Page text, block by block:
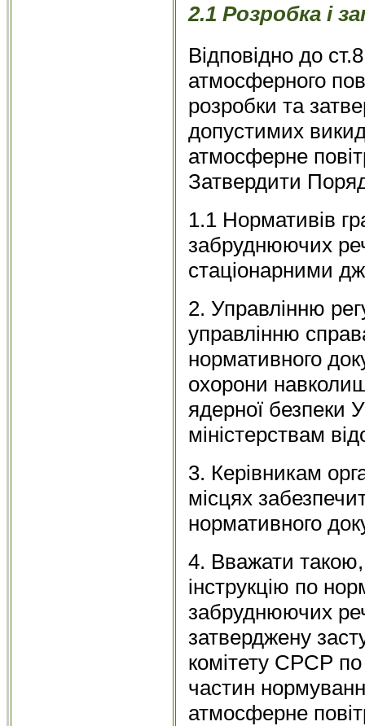
2.1 Розробка і
Відповідно до
атмосферного
розробки та
допустимих
атмосферне
Затвердити
1.1 Нормативів
забруднюючих
стаціонарними
2. Управлінню
управлінню
нормативного
охорони
ядерної безпеки
міністерствам
3. Керівникам
місцях
нормативного
4. Вважати такою,
інструкцію по
забруднюючих
затверджену
комітету СРСР
частин
атмосферне